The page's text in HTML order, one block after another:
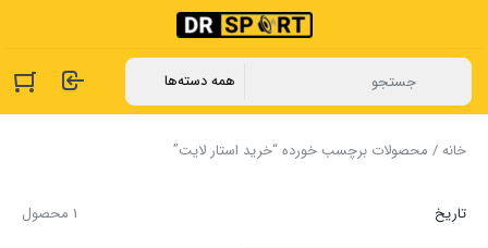
خانه/ محصولات برچسب خورده “خرید استار لایت”
1 محصول تاریخ